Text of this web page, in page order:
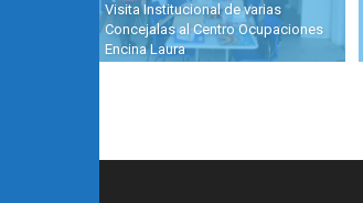
Visita Institucional de varias
Concejalas al Centro Ocupaciones
Encina Laura